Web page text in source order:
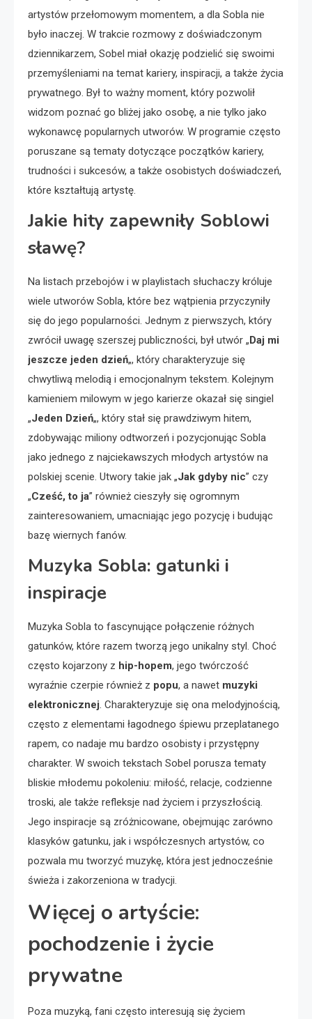
artystów przełomowym momentem, a dla Sobla nie
było inaczej. W trakcie rozmowy z doświadczonym
dziennikarzem, Sobel miał okazję podzielić się swoimi
przemyśleniami na temat kariery, inspiracji, a także życia
prywatnego. Był to ważny moment, który pozwolił
widzom poznać go bliżej jako osobę, a nie tylko jako
wykonawcę popularnych utworów. W programie często
poruszane są tematy dotyczące początków kariery,
trudności i sukcesów, a także osobistych doświadczeń,
które kształtują artystę.
Jakie hity zapewniły Soblowi
sławę?
Na listach przebojów i w playlistach słuchaczy króluje
wiele utworów Sobla, które bez wątpienia przyczyniły
się do jego popularności. Jednym z pierwszych, który
zwrócił uwagę szerszej publiczności, był utwór „Daj mi
jeszcze jeden dzień„, który charakteryzuje się
chwytliwą melodią i emocjonalnym tekstem. Kolejnym
kamieniem milowym w jego karierze okazał się singiel
„Jeden Dzień„, który stał się prawdziwym hitem,
zdobywając miliony odtworzeń i pozycjonując Sobla
jako jednego z najciekawszych młodych artystów na
polskiej scenie. Utwory takie jak „Jak gdyby nic” czy
„Cześć, to ja” również cieszyły się ogromnym
zainteresowaniem, umacniając jego pozycję i budując
bazę wiernych fanów.
Muzyka Sobla: gatunki i
inspiracje
Muzyka Sobla to fascynujące połączenie różnych
gatunków, które razem tworzą jego unikalny styl. Choć
często kojarzony z hip-hopem, jego twórczość
wyraźnie czerpie również z popu, a nawet muzyki
elektronicznej. Charakteryzuje się ona melodyjnością,
często z elementami łagodnego śpiewu przeplatanego
rapem, co nadaje mu bardzo osobisty i przystępny
charakter. W swoich tekstach Sobel porusza tematy
bliskie młodemu pokoleniu: miłość, relacje, codzienne
troski, ale także refleksje nad życiem i przyszłością.
Jego inspiracje są zróżnicowane, obejmując zarówno
klasyków gatunku, jak i współczesnych artystów, co
pozwala mu tworzyć muzykę, która jest jednocześnie
świeża i zakorzeniona w tradycji.
Więcej o artyście:
pochodzenie i życie
prywatne
Poza muzyką, fani często interesują się życiem